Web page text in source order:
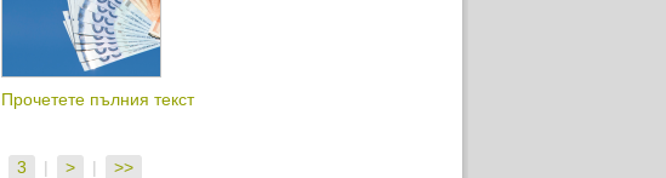
Прочетете пълния текст
3 | > | >>